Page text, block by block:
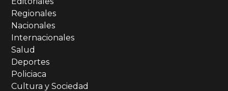
Regionales
Nacionales
Internacionales
Salud
Deportes
Policiaca
Cultura y Sociedad